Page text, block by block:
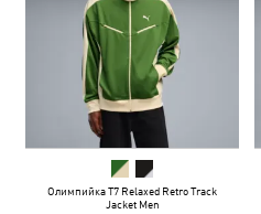
Олимпийка T7 Relaxed Retro Track
Jacket Men